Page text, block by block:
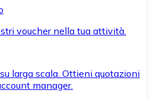
voucher nella tua attività.
larga scala. Ottieni quotazioni
manager.